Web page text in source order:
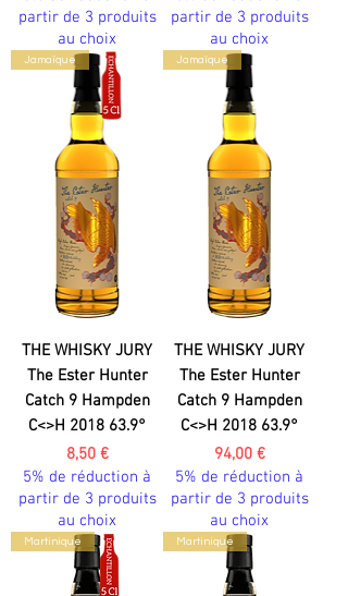
partir de 3 produits
au choix
partir de 3 produits
au choix
Jamaïque
THE WHISKY JURY
The Ester Hunter
Catch 9 Hampden
C<>H 2018 63.9°
Prix
8,50 €
5% de réduction à
partir de 3 produits
au choix
Jamaïque
THE WHISKY JURY
The Ester Hunter
Catch 9 Hampden
C<>H 2018 63.9°
Prix
94,00 €
5% de réduction à
partir de 3 produits
au choix
Martinique Martinique